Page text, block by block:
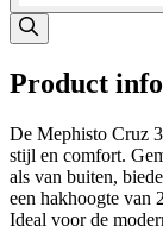
Product
De Mephisto Cruz
stijl en comfort.
als van buiten,
een hakhoogte van
Ideal voor de